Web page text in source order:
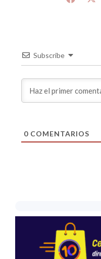
Subscribe
0COMENTARIOS